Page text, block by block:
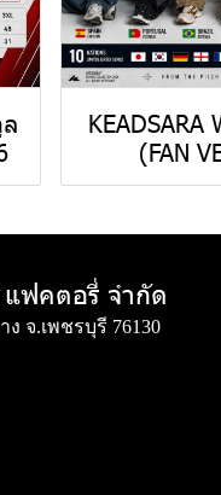
KEADSARA
(FAN
ฟคตอรี่ จำกัด
จ.เพชรบุรี 76130